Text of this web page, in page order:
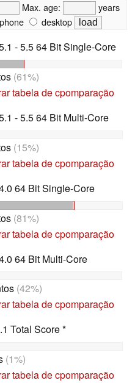
Max. age:
years
desktop
- 5.5 64 Bit Single-Core
(61%)
tabela de cpomparação
- 5.5 64 Bit Multi-Core
(15%)
tabela de cpomparação
64 Bit Single-Core
(81%)
tabela de cpomparação
64 Bit Multi-Core
(42%)
tabela de cpomparação
Total Score *
(1%)
tabela de cpomparação